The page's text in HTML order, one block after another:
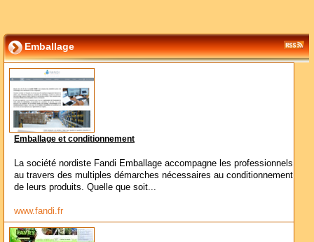
Emballage
Emballage et conditionnement
La société nordiste Fandi Emballage accompagne les professionnels
au travers des multiples démarches nécessaires au conditionnement
de leurs produits. Quelle que soit...
www.fandi.fr